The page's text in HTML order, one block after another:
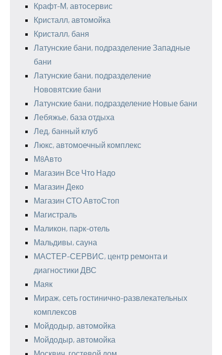
Крафт-М, автосервис
Кристалл, автомойка
Кристалл, баня
Латунские бани, подразделение Западные
бани
Латунские бани, подразделение
Нововятские бани
Латунские бани, подразделение Новые бани
Лебяжье, база отдыха
Лед, банный клуб
Люкс, автомоечный комплекс
М8Авто
Магазин Все Что Надо
Магазин Деко
Магазин СТО АвтоСтоп
Магистраль
Маликон, парк-отель
Мальдивы, сауна
МАСТЕР-СЕРВИС, центр ремонта и
диагностики ДВС
Маяк
Мираж, сеть гостинично-развлекательных
комплексов
Мойдодыр, автомойка
Мойдодыр, автомойка
Москвич, гостевой дом